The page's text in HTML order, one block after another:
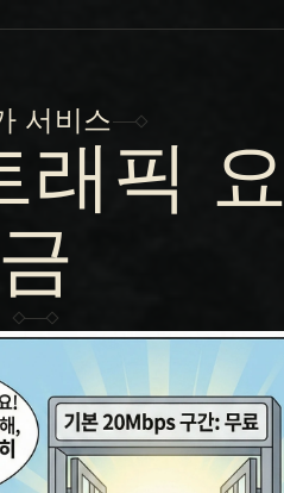
서비스
래픽 요
금